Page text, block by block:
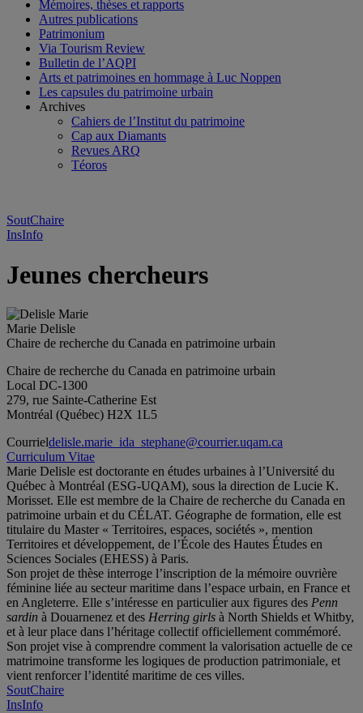
Mémoires, thèses et rapports
Autres publications
Patrimonium
Via Tourism Review
Bulletin de l’AQPI
Arts et patrimoines en hommage à Luc Noppen
Les capsules du patrimoine urbain
Archives
Cahiers de l’Institut du patrimoine
Cap aux Diamants
Revues ARQ
Téoros
SoutChaire
InsInfo
Jeunes chercheurs
Marie Delisle
Chaire de recherche du Canada en patrimoine urbain
Chaire de recherche du Canada en patrimoine urbain
Local DC-1300
279, rue Sainte-Catherine Est
Montréal (Québec) H2X 1L5
Courrieldelisle.marie_ida_stephane@courrier.uqam.ca
Curriculum Vitae
Marie Delisle est doctorante en études urbaines à l’Université du
Québec à Montréal (ESG-UQAM), sous la direction de Lucie K.
Morisset. Elle est membre de la Chaire de recherche du Canada en
patrimoine urbain et du CÉLAT. Géographe de formation, elle est
titulaire du Master « Territoires, espaces, sociétés », mention
Territoires et développement, de l’École des Hautes Études en
Sciences Sociales (EHESS) à Paris.
Son projet de thèse interroge l’inscription de la mémoire ouvrière
féminine liée au secteur maritime dans l’espace urbain, en France et
en Angleterre. Elle s’intéresse en particulier aux figures des Penn
sardin à Douarnenez et des Herring girls à North Shields et Whitby,
et à leur place dans l’héritage collectif officiellement commémoré.
Son projet vise à comprendre comment la valorisation actuelle de ce
matrimoine transforme les logiques de production patrimoniale, et
vient renforcer l’identité maritime de ces villes.
SoutChaire
InsInfo